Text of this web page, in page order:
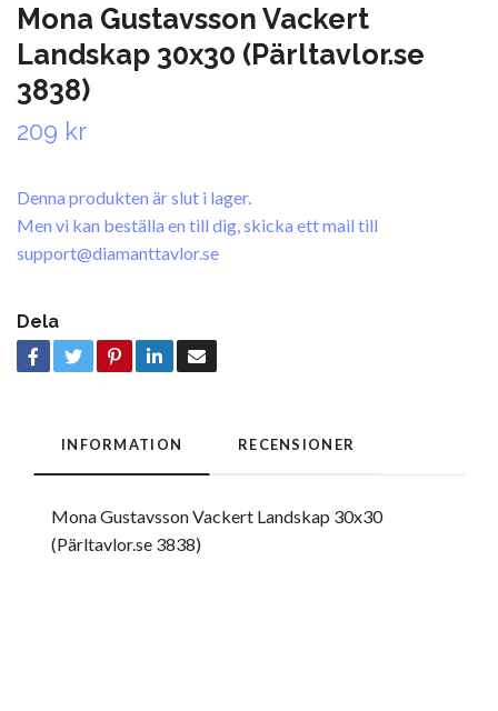
Mona Gustavsson Vackert
Landskap 30x30 (Pärltavlor.se
3838)
209 kr
Denna produkten är slut i lager.
Men vi kan beställa en till dig, skicka ett mail till
support@diamanttavlor.se
Dela
INFORMATION RECENSIONER
Mona Gustavsson Vackert Landskap 30x30
(Pärltavlor.se 3838)